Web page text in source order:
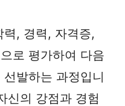
, 경력, 자격증,
로 평가하여 다음
발하는 과정입니
신의 강점과 경험